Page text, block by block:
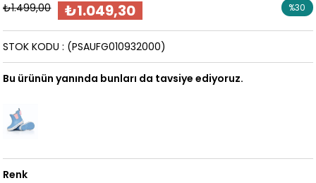
₺1.499,00 ₺1.049,30 %30
(PSAUFG010932000)
STOK KODU
Bu ürünün yanında bunları da tavsiye ediyoruz.
Renk